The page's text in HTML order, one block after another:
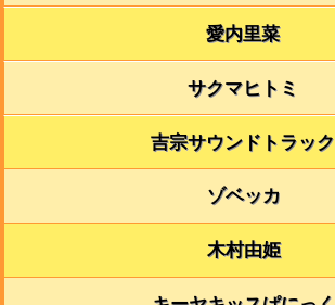
愛内里菜
サクマヒトミ
吉宗サウンドトラック
ゾベッカ
木村由姫